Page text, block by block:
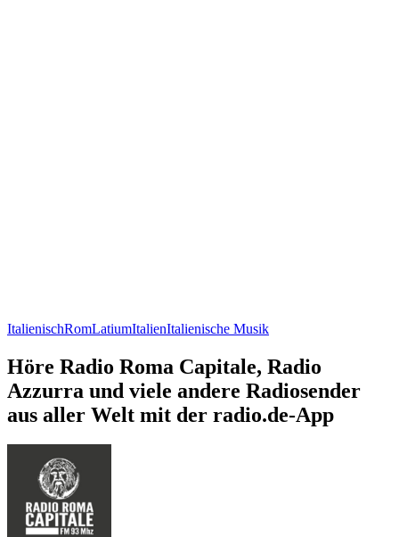
ItalienischRomLatiumItalienItalienische Musik
Höre Radio Roma Capitale, Radio
Azzurra und viele andere Radiosender
aus aller Welt mit der radio.de-App